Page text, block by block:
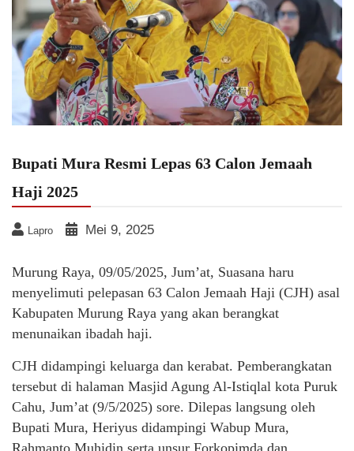
Bupati Mura Resmi Lepas 63 Calon Jemaah
Haji 2025
Lapro Mei 9, 2025
Murung Raya, 09/05/2025, Jum’at, Suasana haru
menyelimuti pelepasan 63 Calon Jemaah Haji (CJH) asal
Kabupaten Murung Raya yang akan berangkat
menunaikan ibadah haji.
CJH didampingi keluarga dan kerabat. Pemberangkatan
tersebut di halaman Masjid Agung Al-Istiqlal kota Puruk
Cahu, Jum’at (9/5/2025) sore. Dilepas langsung oleh
Bupati Mura, Heriyus didampingi Wabup Mura,